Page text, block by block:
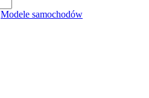
Modele samochodów